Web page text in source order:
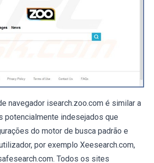
navegador isearch.zoo.com é similar a
potencialmente indesejados que
do motor de busca padrão e
por exemplo Xeesearch.com,
Todos os sites